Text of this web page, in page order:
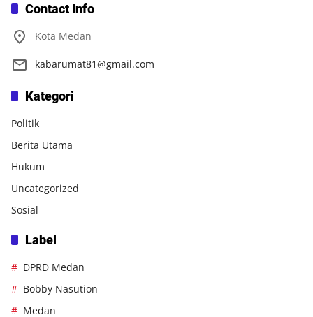
Contact Info
Kota Medan
kabarumat81@gmail.com
Kategori
Politik
Berita Utama
Hukum
Uncategorized
Sosial
Label
DPRD Medan
Bobby Nasution
Medan